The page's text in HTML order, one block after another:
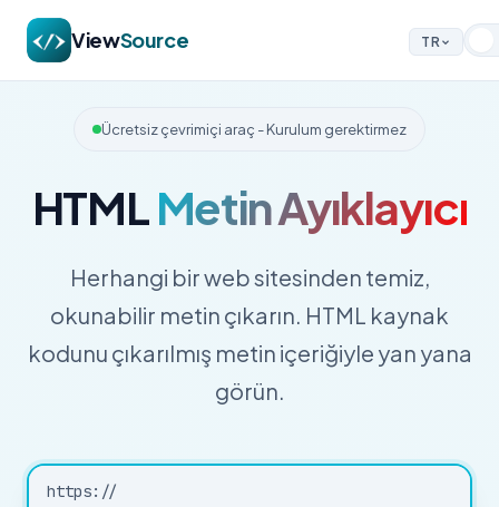
ViewSource TR
Ücretsiz çevrimiçi araç - Kurulum gerektirmez
HTMLMetin Ayıklayıcı
Herhangi bir web sitesinden temiz,
okunabilir metin çıkarın. HTML kaynak
kodunu çıkarılmış metin içeriğiyle yan yana
görün.
https://